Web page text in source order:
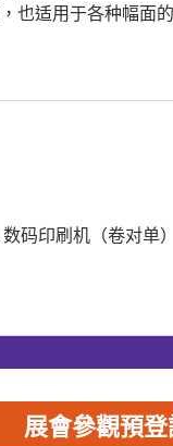
也适用于各种幅面
码印刷机（卷对单）
展會參觀預